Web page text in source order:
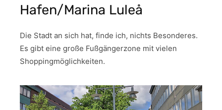
Hafen/Marina Luleå
Die Stadt an sich hat, finde ich, nichts Besonderes.
Es gibt eine große Fußgängerzone mit vielen
Shoppingmöglichkeiten.